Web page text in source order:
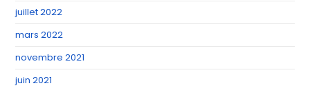
juillet 2022
mars 2022
novembre 2021
juin 2021